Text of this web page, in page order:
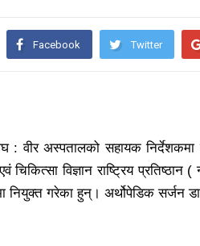
Facebook Twitter
: वीर अस्पतालको सहायक
चिकित्सा विज्ञान राष्ट्रिय
नियुक्त गरेका हुन्। अर्थोपेडिक सर्जन